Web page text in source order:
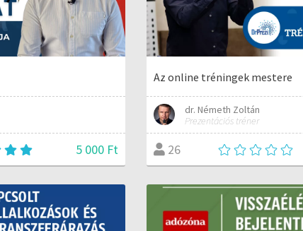
5 000 Ft
Az online tréningek mestere
dr. Németh Zoltán
Prezentációs tréner
26